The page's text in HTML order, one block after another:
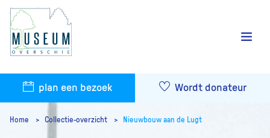
plan een bezoek Wordt donateur
Home Collectie-overzicht Nieuwbouw aan de Lugt